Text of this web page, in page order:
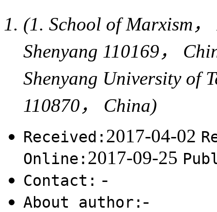
(1. School of Marxism
Shenyang 110169，
Shenyang University of
110870， China)
Received: 2017-04-02
Online: 2017-09-25
Contact: -
About author: -